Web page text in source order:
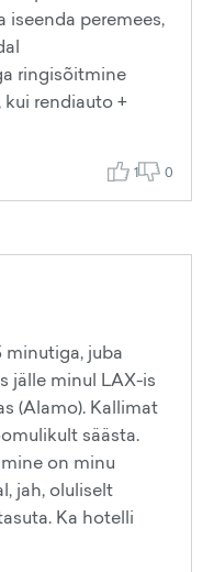
iseenda peremees,
ringisõitmine
rendiauto +
1 0
minutiga, juba
jälle minul LAX-is
(Alamo). Kallimat
säästa.
on minu
jah, oluliselt
Ka hotelli